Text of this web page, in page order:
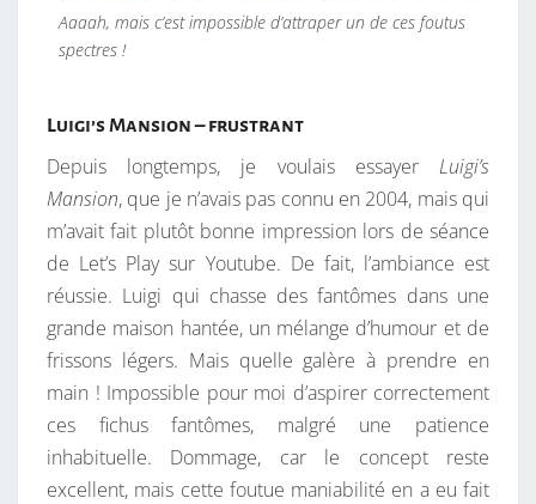
Aaaah, mais c’est impossible d’attraper un de ces foutus
spectres !
Luigi’s Mansion – frustrant
Depuis longtemps, je voulais essayer Luigi’s
Mansion, que je n’avais pas connu en 2004, mais qui
m’avait fait plutôt bonne impression lors de séance
de Let’s Play sur Youtube. De fait, l’ambiance est
réussie. Luigi qui chasse des fantômes dans une
grande maison hantée, un mélange d’humour et de
frissons légers. Mais quelle galère à prendre en
main ! Impossible pour moi d’aspirer correctement
ces fichus fantômes, malgré une patience
inhabituelle. Dommage, car le concept reste
excellent, mais cette foutue maniabilité en a eu fait